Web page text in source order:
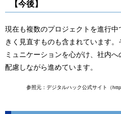
【今後】
現在も複数のプロジェクトを進行
きく見直すものも含まれています
ミュニケーションを心がけ、社内
配慮しながら進めています。
参照元：デジタルハック公式サイト（